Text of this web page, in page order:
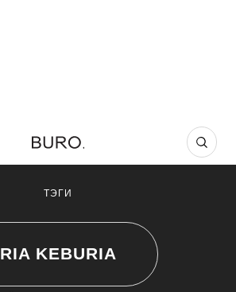
ТЭГИ
RIA KEBURIA